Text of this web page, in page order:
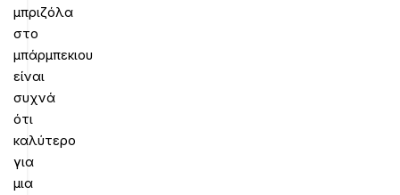
μπριζόλα
στο
μπάρμπεκιου
είναι
συχνά
ότι
καλύτερο
για
μια